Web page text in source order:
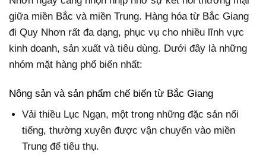
giữa miền Bắc và miền Trung. Hàng hóa từ Bắc Giang
đi Quy Nhơn rất đa dạng, phục vụ cho nhiều lĩnh vực
kinh doanh, sản xuất và tiêu dùng. Dưới đây là những
nhóm mặt hàng phổ biến nhất:
Nông sản và sản phẩm chế biến từ Bắc Giang
Vải thiều Lục Ngạn, một trong những đặc sản nổi
tiếng, thường xuyên được vận chuyển vào miền
Trung để tiêu thụ.